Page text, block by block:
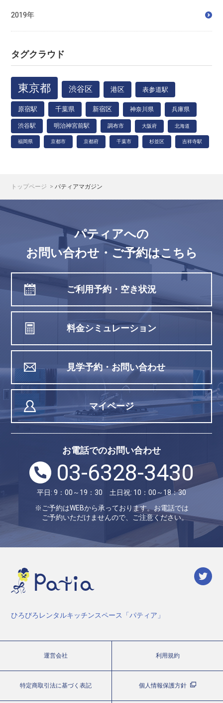
2019年
タグクラウド
東京都 渋谷区 港区 表参道駅
原宿駅 千葉県 新宿区 神奈川県 兵庫県
渋谷駅 明治神宮前駅 調布市 大阪府 北海道
福岡県 京都市 京都府 千葉市 杉並区 吉祥寺駅
トップページ パティアマガジン
パティアへの
お問い合わせ・ご予約はこちら
ご利用予約・空き状況
料金シミュレーション
見学予約・お問い合わせ
マイページ
お電話でのお問い合わせ
03-6328-3430
平日: 9：00～19：30 土日祝: 10：00～18：30
※ご予約はWEBから承っております。お電話では
ご予約いただけませんので、ご注意ください。
ひろびろレンタルキッチンスペース「パティア」
運営会社 利用規約
特定商取引法に基づく表記 個人情報保護方針